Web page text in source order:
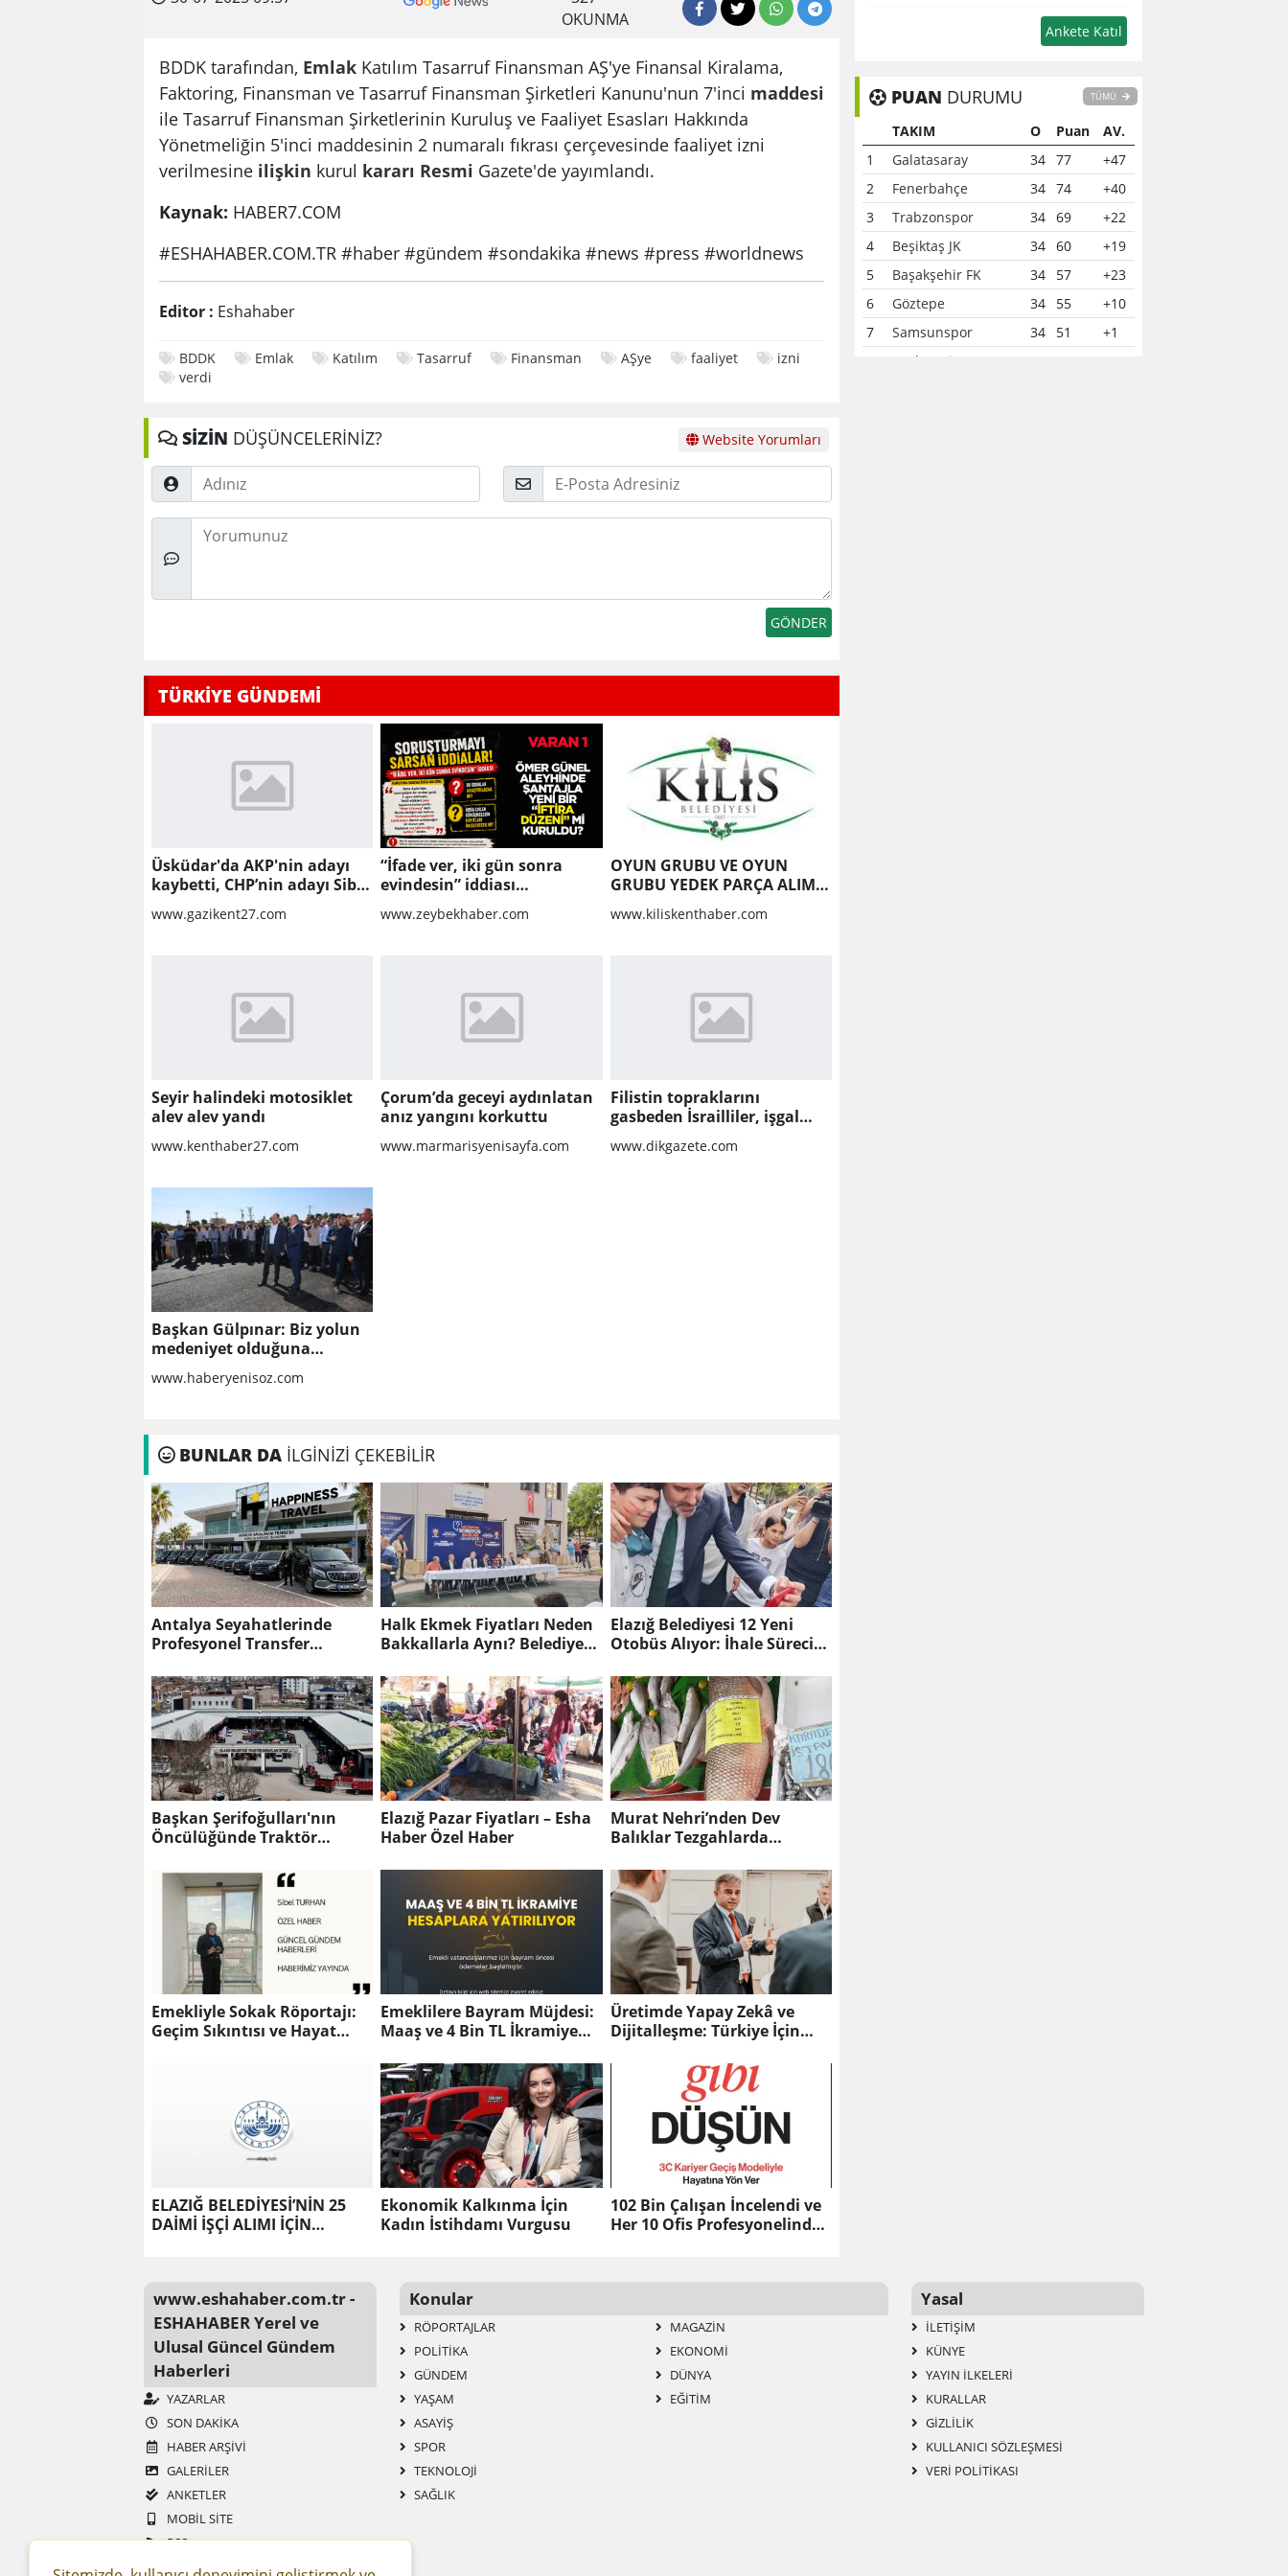
OKUNMA
BDDK tarafından, Emlak Katılım Tasarruf Finansman AŞ'ye Finansal Kiralama,
Faktoring, Finansman ve Tasarruf Finansman Şirketleri Kanunu'nun 7'inci maddesi
ile Tasarruf Finansman Şirketlerinin Kuruluş ve Faaliyet Esasları Hakkında
Yönetmeliğin 5'inci maddesinin 2 numaralı fıkrası çerçevesinde faaliyet izni
verilmesine ilişkin kurul kararı Resmi Gazete'de yayımlandı.
Kaynak: HABER7.COM
#ESHAHABER.COM.TR #haber #gündem #sondakika #news #press #worldnews
Editor : Eshahaber
BDDK Emlak Katılım Tasarruf Finansman AŞye faaliyet
izni
verdi
SİZİN DÜŞÜNCELERİNİZ? Website Yorumları
Adınız
Posta
Düşünceleriniz
TÜRKİYE GÜNDEMİ
Üsküdar'da AKP'nin adayı
kaybetti, CHP’nin adayı Sibel
Tan Çetinkaya Başkan Vekili
seçildi
www.gazikent27.com
“İfade ver, iki gün sonra
evindesin” iddiası
soruşturma dosyasını
sarsabilir
www.zeybekhaber.com
OYUN GRUBU VE OYUN
GRUBU YEDEK PARÇA ALIM
www.kiliskenthaber.com
Seyir halindeki motosiklet
alev alev yandı
www.kenthaber27.com
Çorum’da geceyi aydınlatan
anız yangını korkuttu
www.marmarisyenisayfa.com
Filistin topraklarını
gasbeden İsrailliler, işgal
altındaki Batı Şeria’daki
saldırılarını sürdürdü
www.dikgazete.com
Başkan Gülpınar: Biz yolun
medeniyet olduğuna
inanıyoruz
www.haberyenisoz.com
BUNLAR DA İLGİNİZİ ÇEKEBİLİR
Antalya Seyahatlerinde
Profesyonel Transfer
Halk Ekmek Fiyatları Neden
Bakkallarla Aynı? Belediye
Elazığ Belediyesi 12 Yeni
Otobüs Alıyor: İhale Süreci
Başkan Şerifoğulları'nın
Öncülüğünde Traktör
Elazığ Pazar Fiyatları – Esha
Haber Özel Haber
Murat Nehri’nden Dev
Balıklar Tezgahlarda
Oldu
Emekliyle Sokak Röportajı:
Geçim Sıkıntısı ve Hayat
Emeklilere Bayram Müjdesi:
Maaş ve 4 Bin TL İkramiye
Üretimde Yapay Zekâ ve
Dijitalleşme: Türkiye İçin
ELAZIĞ BELEDİYESİ’NİN 25
DAİMİ İŞÇİ ALIMI İÇİN
Ekonomik Kalkınma İçin
Kadın İstihdamı Vurgusu
102 Bin Çalışan İncelendi ve
Her 10 Ofis Profesyonelinden
PUAN DURUMU TÜMÜ
TAKIM O Puan
AV.
1
Galatasaray 34 77
+47
2
Fenerbahçe 34 74
+40
3
Trabzonspor 34 69
+22
4
Beşiktaş JK 34 60
+19
5
Başakşehir FK 34 57
+23
6
Göztepe 34 55
+10
7
Samsunspor 34 51
+1
Çaykur Rizespor
www.eshahaber.com.tr -
ESHAHABER Yerel ve
Ulusal Güncel Gündem
Haberleri
YAZARLAR
SON DAKIKA
HABER ARŞIVI
GALERİLER
ANKETLER
MOBIL SITE
RSS
SITENE EKLE
Konular
RÖPORTAJLAR
POLITIKA
GÜNDEM
YAŞAM
ASAYIŞ
SPOR
TEKNOLOJI
SAĞLIK
MAGAZIN
EKONOMI
DÜNYA
EĞITIM
Yasal
İLETIŞIM
KÜNYE
YAYIN İLKELERI
KURALLAR
GIZLILIK
KULLANICI SÖZLEŞMESI
VERI POLITIKASI